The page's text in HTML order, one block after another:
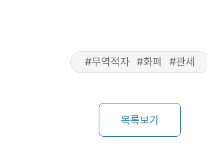
#무역적자 #화폐 #관세
목록보기